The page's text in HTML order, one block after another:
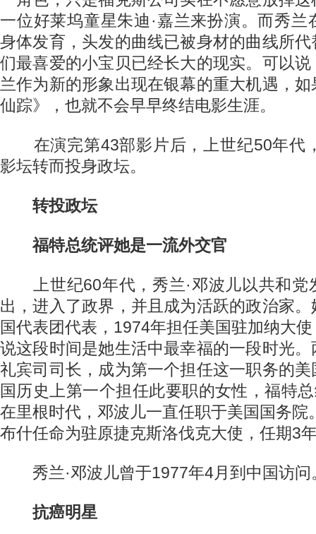
一位好莱坞童星朱迪·嘉兰来扮演。而秀兰
身体发育，头发的曲线已被身材的曲线所
们最喜爱的小宝贝已经长大的现实。可以
兰作为新的形象出现在银幕的重大机遇，
仙踪》，也就不会早早终结电影生涯。
在演完第43部影片后，上世纪50年代
影坛转而投身政坛。
转投政坛
福特总统评她是一流外交官
上世纪60年代，秀兰·邓波儿以共和党
出，进入了政界，并且成为活跃的政治家
国代表团代表，1974年担任美国驻加纳大
说这段时间是她生活中最幸福的一段时光
礼宾司司长，成为第一个担任这一职务的
国历史上第一个担任此要职的女性，福特
在里根时代，邓波儿一直任职于美国国务院
布什任命为驻原捷克斯洛伐克大使，任期3
秀兰·邓波儿曾于1977年4月到中国访问
抗癌明星